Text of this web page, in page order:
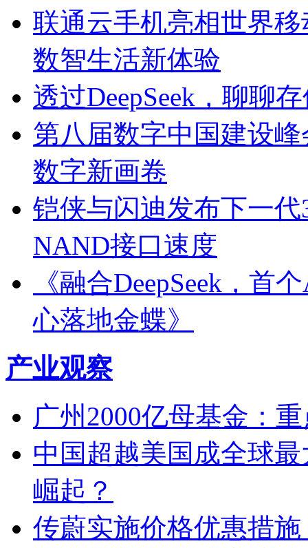
联通云手机亮相世界
数智生活新体验
透过DeepSeek，聊聊
第八届数字中国建设
数字新画卷
铠侠与闪迪发布下一
NAND接口速度
《融合DeepSeek，首
心落地金蝶》
产业观察
广州2000亿母基金：
中国超越美国成全球
崛起？
传蔚实施价格优惠措